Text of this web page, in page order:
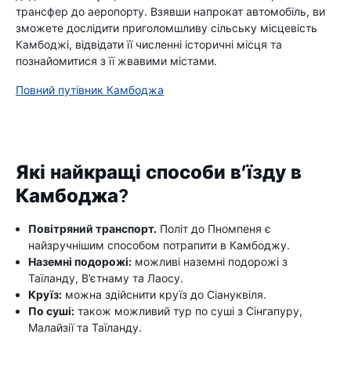
трансфер до аеропорту. Взявши напрокат автомобіль, ви
зможете дослідити приголомшливу сільську місцевість
Камбоджі, відвідати її численні історичні місця та
познайомитися з її жвавими містами.
Повний путівник Камбоджа
Які найкращі способи в’їзду в
Камбоджа?
Повітряний транспорт. Політ до Пномпеня є
найзручнішим способом потрапити в Камбоджу.
Наземні подорожі: можливі наземні подорожі з
Таїланду, В’єтнаму та Лаосу.
Круїз: можна здійснити круїз до Сіануквіля.
По суші: також можливий тур по суші з Сінгапуру,
Малайзії та Таїланду.